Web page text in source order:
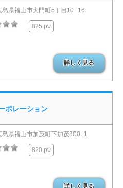
島県福山市大門町5丁目10−16
825 pv
詳しく見る
ポレーション
島県福山市加茂町下加茂800−1
820 pv
詳しく見る